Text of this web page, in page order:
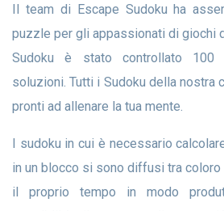
Il team di Escape Sudoku ha assemblato solo i migliori
puzzle per gli appassionati di giochi
Sudoku è stato controllato 100
soluzioni. Tutti i Sudoku della nostra
pronti ad allenare la tua mente.
I sudoku in cui è necessario calcolare la somma dei numeri
in un blocco si sono diffusi tra coloro
il proprio tempo in modo